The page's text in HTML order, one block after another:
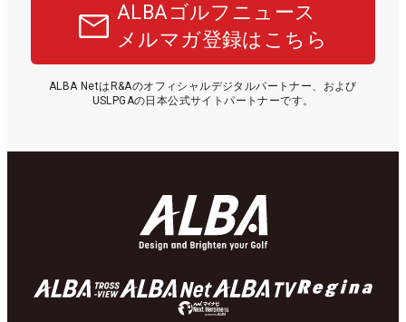
ALBAゴルフニュース
メルマガ登録はこちら
ALBA NetはR&Aのオフィシャルデジタルパートナー、および
USLPGAの日本公式サイトパートナーです。